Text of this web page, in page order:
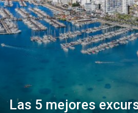
Las 5 mejores